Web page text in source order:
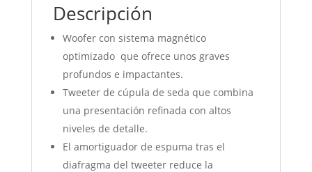
Descripción
Woofer con sistema magnético
optimizado que ofrece unos graves
profundos e impactantes.
Tweeter de cúpula de seda que combina
una presentación refinada con altos
niveles de detalle.
El amortiguador de espuma tras el
diafragma del tweeter reduce la